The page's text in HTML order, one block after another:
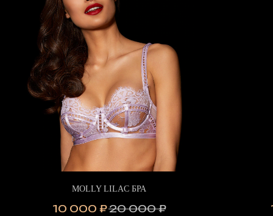
MOLLY LILAC БРА
10 000 ₽20 000 ₽